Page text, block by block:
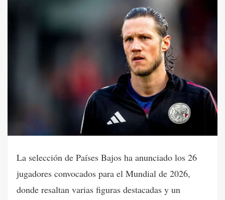
La selección de Países Bajos ha anunciado los 26
jugadores convocados para el Mundial de 2026,
donde resaltan varias figuras destacadas y un